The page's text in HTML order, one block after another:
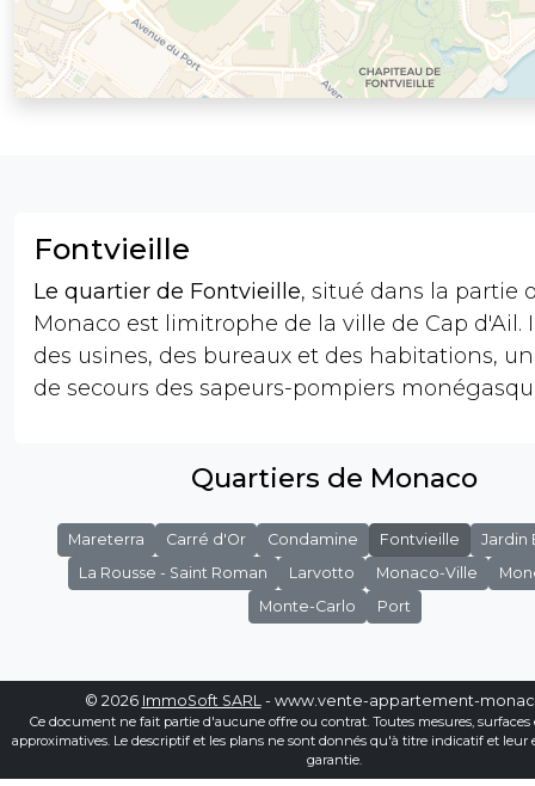
Fontvieille
Le quartier de Fontvieille, situé dans la partie
Monaco est limitrophe de la ville de Cap d'Ail.
des usines, des bureaux et des habitations,
de secours des sapeurs-pompiers
Quartiers de Monaco
Mareterra Carré d'Or Condamine Fontvieille
Jardin
La Rousse - Saint Roman
Larvotto Monaco-Ville
Monte-Carlo
Port
© 2026 ImmoSoft SARL - www.vente-appartement-
Ce document ne fait partie d'aucune offre ou contrat. Toutes mesures, surfaces
approximatives. Le descriptif et les plans ne sont donnés qu'à titre indicatif et leur
garantie.